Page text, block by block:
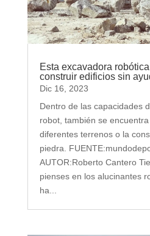
Esta excavadora
construir edificios sin
Dic 16, 2023
Dentro de las capacidades
robot, también se
diferentes terrenos o la
piedra.
AUTOR:Roberto Cantero
pienses en los alucinantes
ha...